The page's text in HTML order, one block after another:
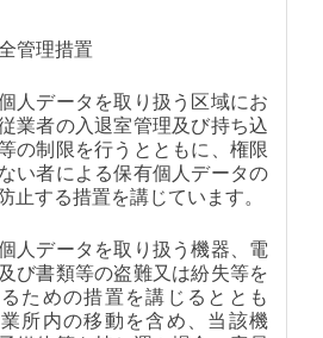
管理措置
人データを取り扱う区域にお
業者の入退室管理及び持ち込
の制限を行うとともに、権限
い者による保有個人データの
止する措置を講じています。
人データを取り扱う機器、電
び書類等の盗難又は紛失等を
ための措置を講じるととも
所内の移動を含め、当該機